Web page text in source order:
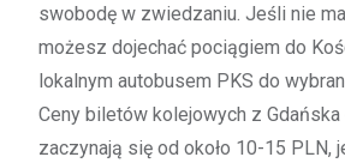
swobodę w zwiedzaniu. Jeśli nie
możesz dojechać pociągiem do
lokalnym autobusem PKS do
Ceny biletów kolejowych z
zaczynają się od około 10-15 PLN,